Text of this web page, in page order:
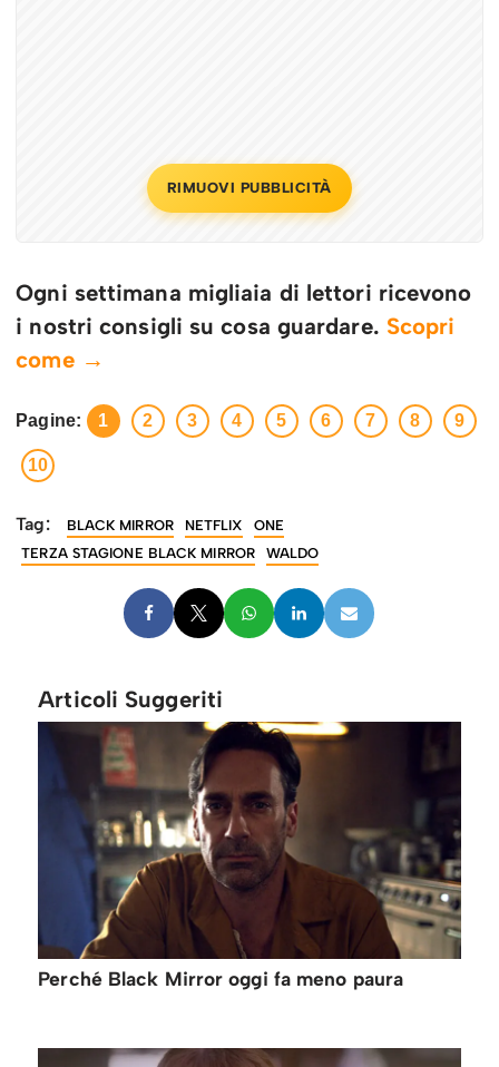
RIMUOVI PUBBLICITÀ
Ogni settimana migliaia di lettori ricevono
i nostri consigli su cosa guardare. Scopri
come →
Pagine: 1 2 3 4 5 6 7 8 9
10
Tag: BLACK MIRROR NETFLIX
ONE
TERZA STAGIONE BLACK MIRROR
WALDO
Articoli Suggeriti
Perché Black Mirror oggi fa meno paura